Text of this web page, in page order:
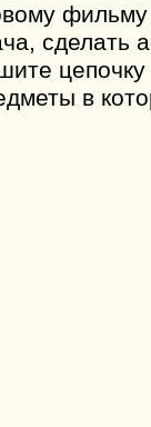
фильму
сделать
в